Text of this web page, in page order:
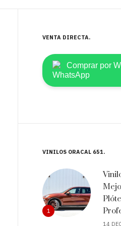
VENTA DIRECTA
Comprar por
VINILOS ORACAL 651
1
14